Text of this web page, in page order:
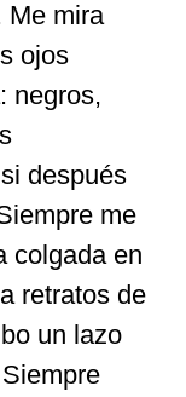
Me mira
ojos
negros,
después
me
colgada en
retratos de
un lazo